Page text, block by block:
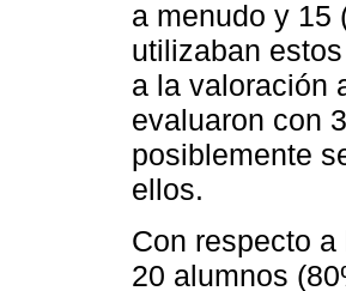
a menudo y 15
utilizaban
a la valoración
evaluaron con
posiblemente
ellos.
Con respecto
20 alumnos